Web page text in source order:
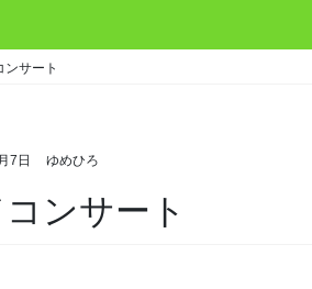
ンサート
7日 ゆめひろ
ンサート